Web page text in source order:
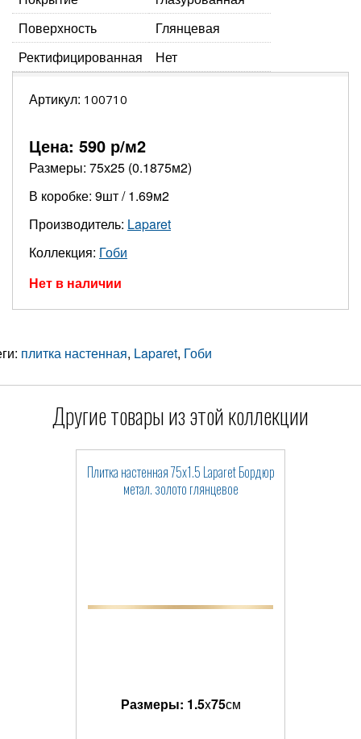
Поверхность
Глянцевая
Ректифицированная
Нет
Артикул: 100710
Цена: 590 р/м2
Размеры: 75х25 (0.1875м2)
В коробке: 9шт / 1.69м2
Производитель: Laparet
Коллекция: Гоби
Нет в наличии
плитка настенная, Laparet, Гоби
Другие товары из этой коллекции
Плитка настенная 75x1.5 Laparet Бордюр
метал. золото глянцевое
Размеры: 1.5x75см